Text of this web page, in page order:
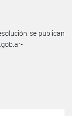
se publican